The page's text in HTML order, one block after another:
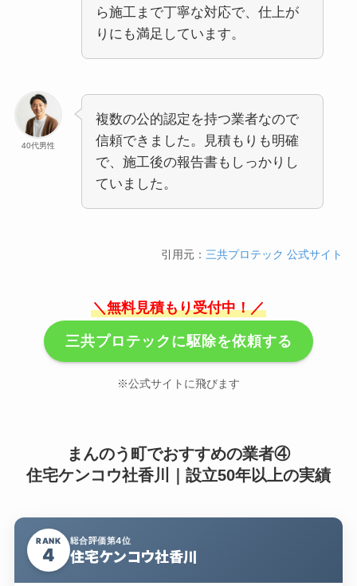
ら施工まで丁寧な対応で、仕上が
りにも満足しています。
40代男性
複数の公的認定を持つ業者なので
信頼できました。見積もりも明確
で、施工後の報告書もしっかりし
ていました。
引用元： 三共プロテック 公式サイト
＼無料見積もり受付中！／
三共プロテックに駆除を依頼する
※公式サイトに飛びます
まんのう町でおすすめの業者④
住宅ケンコウ社香川｜設立50年以上の実績
RANK
4
総合評価第4位
住宅ケンコウ社香川